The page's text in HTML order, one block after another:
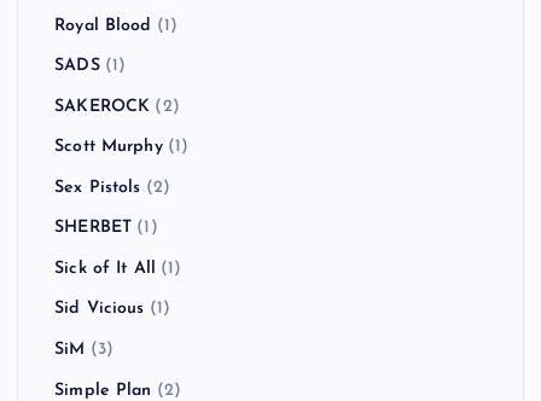
Royal Blood (1)
SADS(1)
SAKEROCK (2)
Scott Murphy(1)
Sex Pistols (2)
SHERBET (1)
Sick of It All (1)
Sid Vicious (1)
SiM (3)
Simple Plan (2)